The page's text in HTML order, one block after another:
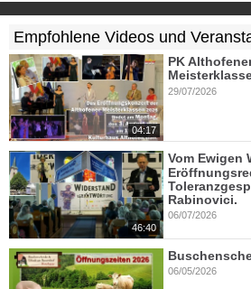
Empfohlene Videos und
04:17
PK
29/07/2026
46:40
Vom Ewigen
Rabinovici.
06/07/2026
06/05/2026